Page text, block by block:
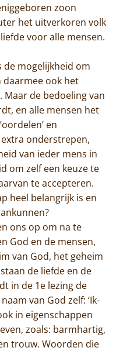
zoon
het uitverkoren volk
voor alle mensen.
de mogelijkheid om
daarmee ook het
de bedoeling van
en alle mensen het
en
extra onderstrepen,
van ieder mens in
om zelf een keuze te
te accepteren.
heel belangrijk is en
ons op om na te
God en de mensen,
van God, het geheim
de liefde en de
in de 1e lezing de
van God zelf: ‘Ik-
in eigenschappen
zoals: barmhartig,
trouw. Woorden die